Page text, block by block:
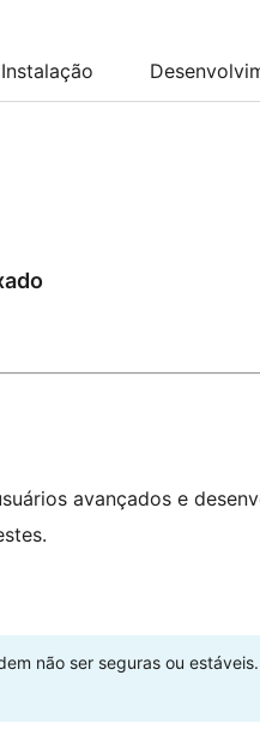
Instalação
avançados e
não ser seguras ou